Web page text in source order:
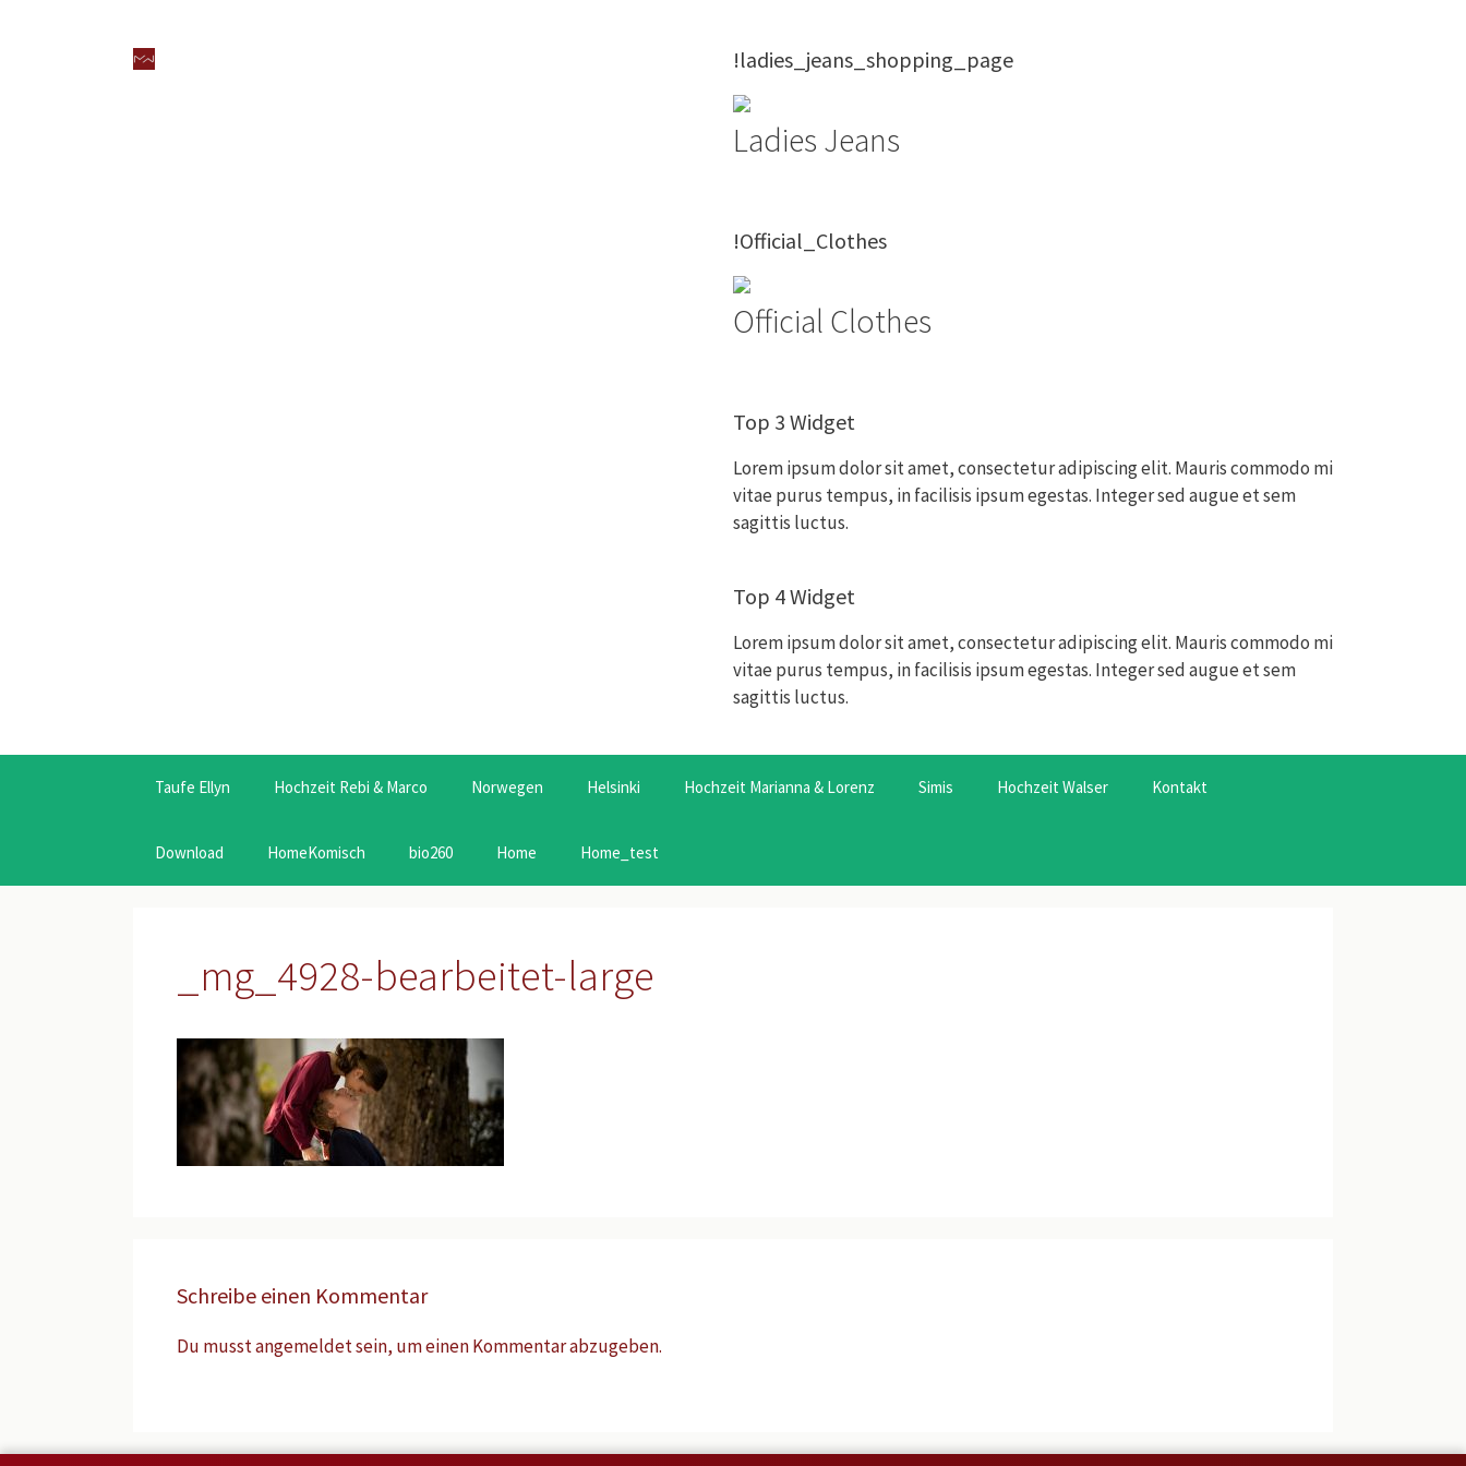
!ladies_jeans_shopping_page
Ladies Jeans
!Official_Clothes
Official Clothes
Top 3 Widget
Lorem ipsum dolor sit amet, consectetur adipiscing elit. Mauris commodo mi
vitae purus tempus, in facilisis ipsum egestas. Integer sed augue et sem
sagittis luctus.
Top 4 Widget
Lorem ipsum dolor sit amet, consectetur adipiscing elit. Mauris commodo mi
vitae purus tempus, in facilisis ipsum egestas. Integer sed augue et sem
sagittis luctus.
Taufe Ellyn Hochzeit Rebi & Marco Norwegen Helsinki Hochzeit Marianna & Lorenz Simis Hochzeit Walser Kontakt
Download HomeKomisch bio260 Home Home_test
_mg_4928-bearbeitet-large
Schreibe einen Kommentar
Du musstangemeldetsein, um einen Kommentar abzugeben.